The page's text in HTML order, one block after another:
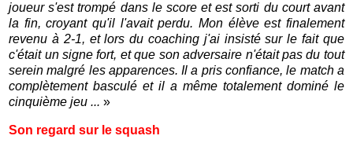
joueur s'est trompé dans le score et est sorti du court avant
la fin, croyant qu'il l'avait perdu. Mon élève est finalement
revenu à 2-1, et lors du coaching j'ai insisté sur le fait que
c'était un signe fort, et que son adversaire n'était pas du tout
serein malgré les apparences. Il a pris confiance, le match a
complètement basculé et il a même totalement dominé le
cinquième jeu ...»
Son regard sur le squash